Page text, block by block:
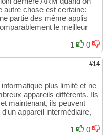
autre chose est certaine:
partie des même applis
le meilleur
1
0
#14
plus limité et ne
appareils différents. Ils
maintenant, ils peuvent
appareil intermédiaire,
1
0